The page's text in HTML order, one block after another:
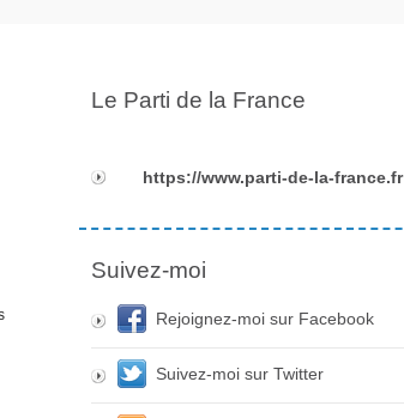
Le Parti de la France
https://www.parti-de-la-france.fr
Suivez-moi
Rejoignez-moi sur Facebook
Suivez-moi sur Twitter